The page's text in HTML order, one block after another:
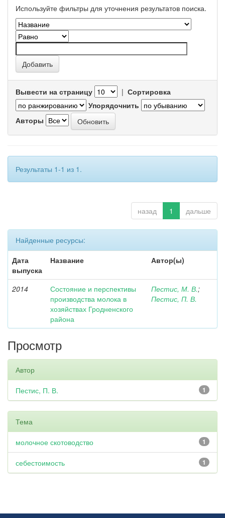
Используйте фильтры для уточнения результатов поиска.
Вывести на страницу | Сортировка
Упорядочнить
Авторы
Результаты 1-1 из 1.
назад 1 дальше
Найденные ресурсы:
Дата
выпуска
Название Автор(ы)
2014
Состояние и перспективы
производства молока в
хозяйствах Гродненского
района
Пестис, М. В.;
Пестис, П. В.
Просмотр
Автор
1
Пестис, П. В.
Тема
1
молочное скотоводство
1
себестоимость